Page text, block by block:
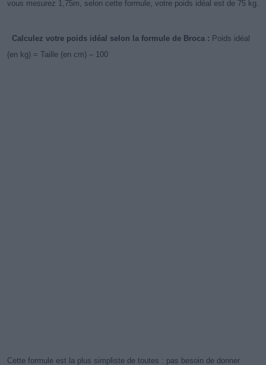
vous mesurez 1,75m, selon cette formule, votre poids idéal est de 75 kg.
Calculez votre poids idéal selon la formule de Broca : Poids idéal
(en kg) = Taille (en cm) – 100
Cette formule est la plus simpliste de toutes : pas besoin de donner